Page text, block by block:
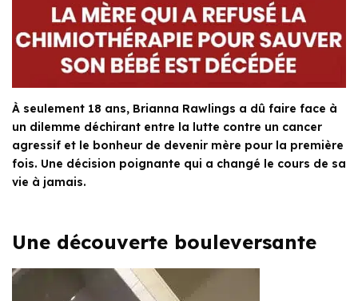
À seulement 18 ans, Brianna Rawlings a dû faire face à
un dilemme déchirant entre la lutte contre un cancer
agressif et le bonheur de devenir mère pour la première
fois. Une décision poignante qui a changé le cours de sa
vie à jamais.
Une découverte bouleversante